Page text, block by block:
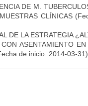
DE M.
CLÍNICAS
DE LA ESTRATEGIA
ASENTAMIENTO EN
de inicio: 2014-03-31)